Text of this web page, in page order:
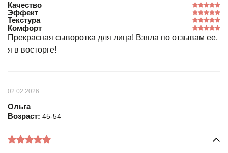
Качество
Эффект
Текстура
Комфорт
Прекрасная сыворотка для лица! Взяла по отзывам ее,
я в восторге!
02.02.2026
Ольга
Возраст: 45-54